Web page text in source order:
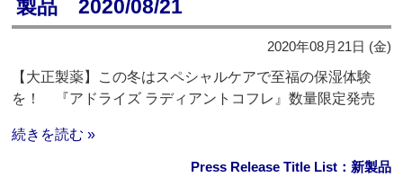
製品 2020/08/21
2020年08月21日 (金)
【大正製薬】この冬はスペシャルケアで至福の保湿体験
を！ 『アドライズ ラディアントコフレ』数量限定発売
続きを読む »
Press Release Title List：新製品